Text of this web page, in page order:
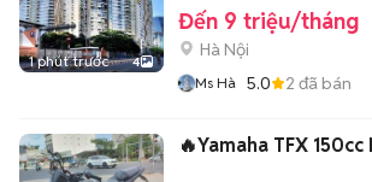
1 phút trước 4
Đến 9 triệu/tháng
Hà Nội
Ms Hà 5.0 2 đã bán
🔥Yamaha TFX